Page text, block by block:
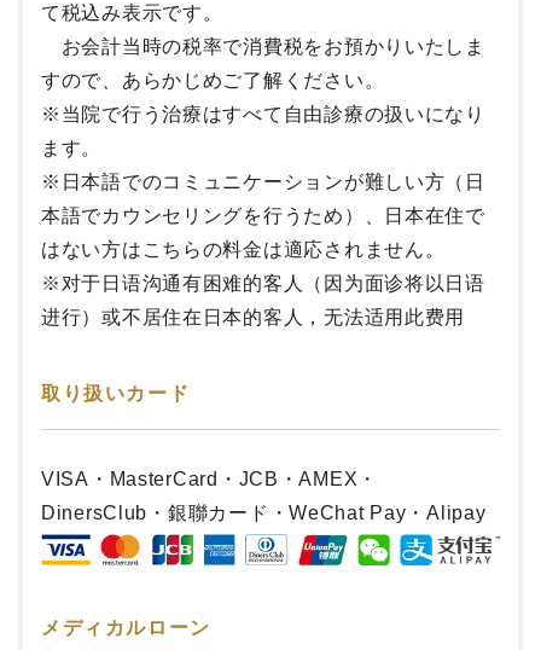
て税込み表示です。
お会計当時の税率で消費税をお預かりいたしま
すので、あらかじめご了解ください。
※当院で行う治療はすべて自由診療の扱いになり
ます。
※ 日本語でのコミュニケーションが難しい方（日
本語でカウンセリングを行うため）、日本在住で
はない方はこちらの料金は適応されません。
※对于日语沟通有困难的客人（因为面诊将以日语
进行）或不居住在日本的客人，无法适用此费用
取り扱いカード
VISA・MasterCard・JCB・AMEX・
DinersClub・銀聯カード・WeChat Pay・Alipay
メディカルローン